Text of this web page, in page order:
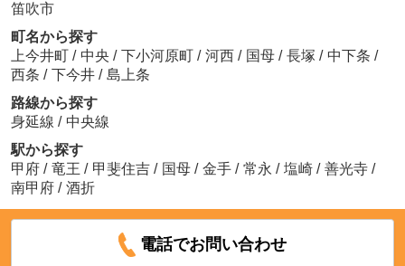
笛吹市
町名から探す
上今井町 / 中央 / 下小河原町 / 河西 / 国母 / 長塚 / 中下条 /
西条 / 下今井 / 島上条
路線から探す
身延線 / 中央線
駅から探す
甲府 / 竜王 / 甲斐住吉 / 国母 / 金手 / 常永 / 塩崎 / 善光寺 /
南甲府 / 酒折
電話でお問い合わせ